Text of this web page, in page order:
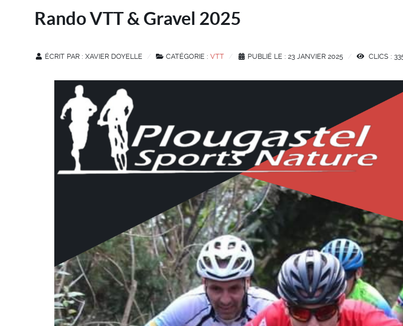
Rando VTT & Gravel 2025
ÉCRIT PAR : XAVIER DOYELLE CATÉGORIE : VTT PUBLIÉ LE : 23 JANVIER 2025 CLICS :